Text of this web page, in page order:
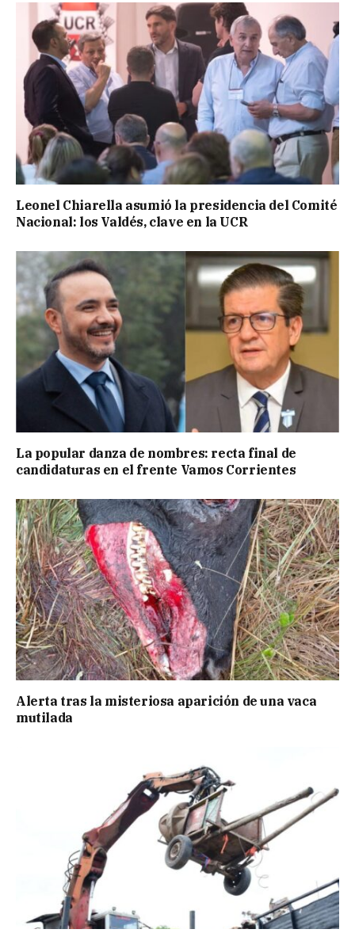
Leonel Chiarella asumió la presidencia del Comité
Nacional: los Valdés, clave en la UCR
La popular danza de nombres: recta final de
candidaturas en el frente Vamos Corrientes
Alerta tras la misteriosa aparición de una vaca
mutilada